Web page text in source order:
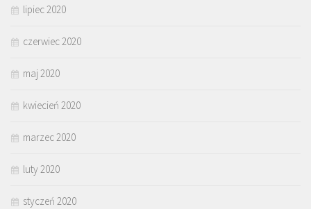
lipiec 2020
czerwiec 2020
maj 2020
kwiecień 2020
marzec 2020
luty 2020
styczeń 2020